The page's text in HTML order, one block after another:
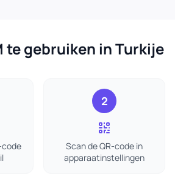
te gebruiken in Turkije
code
2
Scan de QR-code in
apparaatinstellingen